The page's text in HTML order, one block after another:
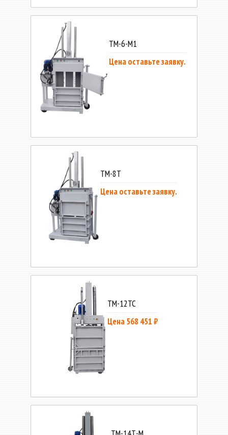
ТМ-6-М1
Цена оставьте заявку.
ТМ-8Т
Цена оставьте заявку.
ТМ-12ТС
Цена 568 451 ₽